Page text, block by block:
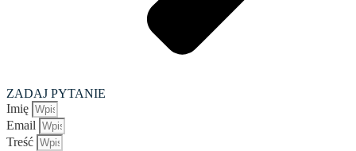
ZADAJ PYTANIE
Imię
Email
Treść